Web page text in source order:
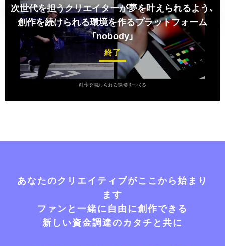
次世代を担うクリエイターが夢を叶えられるよう、
創作を続けられる環境を作るプラットフォーム
「nobody」
終了
あなたのクリエイティブがここから始まり
ます
ファンと一緒に自由に創作できる
新しい資金調達のカタチと共に